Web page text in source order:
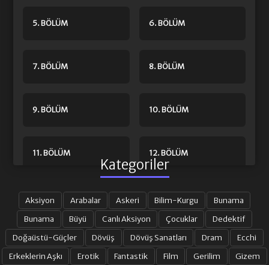
5. BÖLÜM 6. BÖLÜM
7. BÖLÜM 8. BÖLÜM
9. BÖLÜM 10. BÖLÜM
11. BÖLÜM 12. BÖLÜM
13. BÖLÜM 14. BÖLÜM
15. BÖLÜM 16. BÖLÜM
Kategoriler
Aksiyon Arabalar Askeri Bilim-Kurgu
Bunama
Bunama
Büyü Canlı Aksiyon Çocuklar
Dedektif
Doğaüstü-Güçler
Dövüş Dövüş Sanatları Dram
Ecchi
Erkeklerin Aşkı
Erotik Fantastik Film Gerilim Gizem